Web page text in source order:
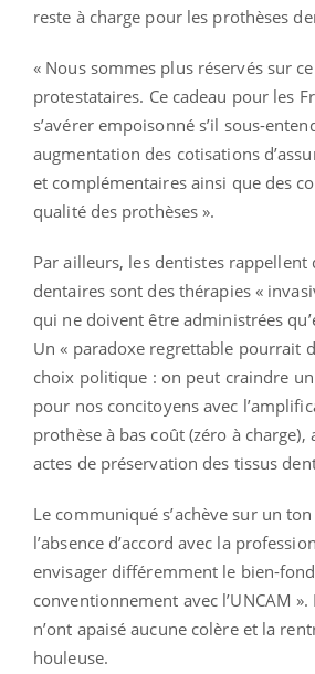
reste à charge pour les prothèses
« Nous sommes plus réservés sur
protestataires. Ce cadeau pour les
s’avérer empoisonné s’il sous-
augmentation des cotisations
et complémentaires ainsi que des
qualité des prothèses ».
Par ailleurs, les dentistes rappellent
dentaires sont des thérapies «
qui ne doivent être administrées
Un « paradoxe regrettable pourrait
choix politique : on peut craindre
pour nos concitoyens avec
prothèse à bas coût (zéro à
actes de préservation des tissus
Le communiqué s’achève sur un
l’absence d’accord avec la
envisager différemment le bien-
conventionnement avec l’UNCAM
n’ont apaisé aucune colère et la
houleuse.